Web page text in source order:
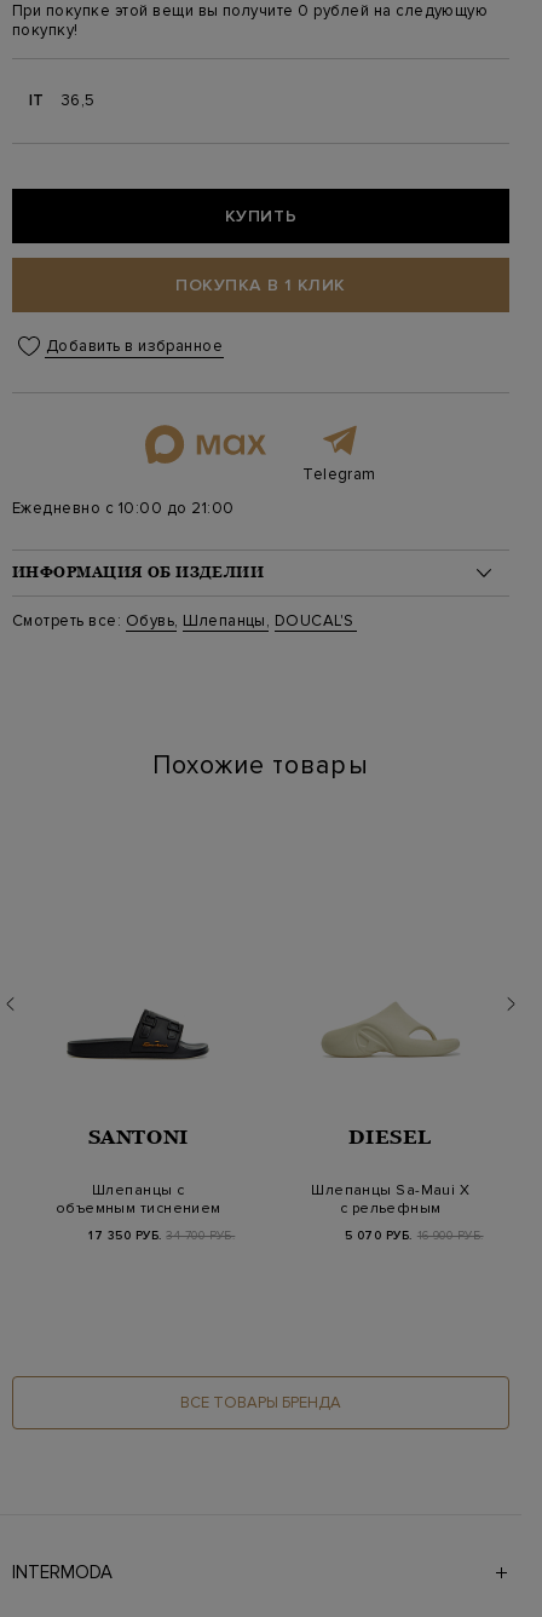
При покупке этой вещи вы получите 0 рублей на следующую
покупку!
IT 36,5
КУПИТЬ
ПОКУПКА В 1 КЛИК
Добавить в избранное
Telegram
Ежедневно с 10:00 до 21:00
ИНФОРМАЦИЯ ОБ ИЗДЕЛИИ
Материал: кожа 100%
Цвет: Бежевый
Смотреть все: Обувь, Шлепанцы, DOUCAL'S
Похожие товары
SANTONI
Шлепанцы с
объемным тиснением
подошвой
17 350 РУБ. 34 700 РУБ.
DIESEL
Шлепанцы Sa-Maui X
с рельефным
5 070 РУБ. 16 900 РУБ.
ВСЕ ТОВАРЫ БРЕНДА
INTERMODA